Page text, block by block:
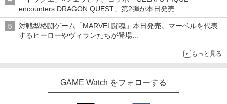
encounters DRAGON QUEST」第2弾が本日発売
アイスカップに入ったスライムやわたぼう、ベビーサタンなどが
オリジナルアートで登場
対戦型格闘ゲーム「MARVEL闘魂」本日発売。マーベルを代表
するヒーローやヴィランたちが登場
もっと見る
GAME Watch をフォローする